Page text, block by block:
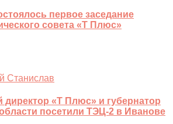
первое заседание
совета «Т Плюс»
Станислав
директор «Т Плюс» и губернатор
посетили ТЭЦ-2 в Иванове